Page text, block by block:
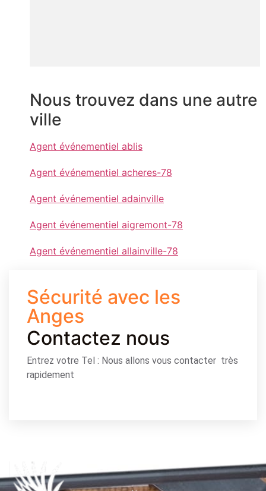
Nous trouvez dans une autre
ville
Agent événementiel ablis
Agent événementiel acheres-78
Agent événementiel adainville
Agent événementiel aigremont-78
Agent événementiel allainville-78
Sécurité avec les
Anges
Contactez nous
Entrez votre Tel : Nous allons vous contacter très
rapidement